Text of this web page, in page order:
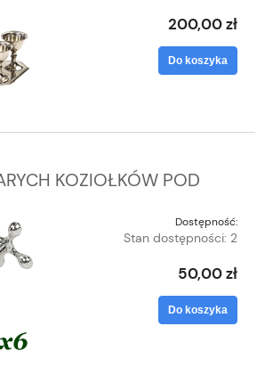
200,00 zł
Do koszyka
KOZIOŁKÓW POD
Dostępność:
Stan dostępności: 2
50,00 zł
Do koszyka